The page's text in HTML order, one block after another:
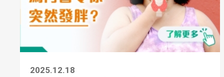
2025.12.18